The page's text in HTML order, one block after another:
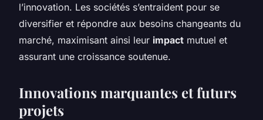
l’innovation. Les sociétés s’entraident pour se
diversifier et répondre aux besoins changeants du
marché, maximisant ainsi leur impact mutuel et
assurant une croissance soutenue.
Innovations marquantes et futurs
projets